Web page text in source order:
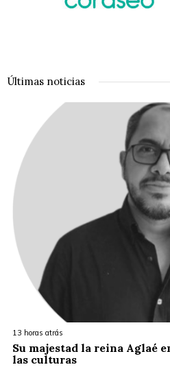
Últimas noticias
13 horas atrás
Su majestad la reina Aglaé
las culturas